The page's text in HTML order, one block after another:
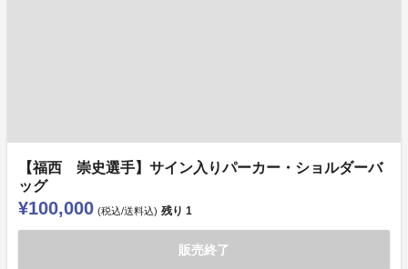
【福西 崇史選手】サイン入りパーカー・ショルダーバ
ッグ
¥100,000 (税込/送料込) 残り 1
販売終了